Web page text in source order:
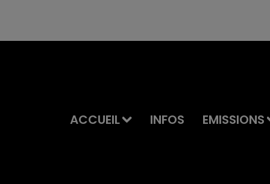
ACCUEIL INFOS EMISSIONS